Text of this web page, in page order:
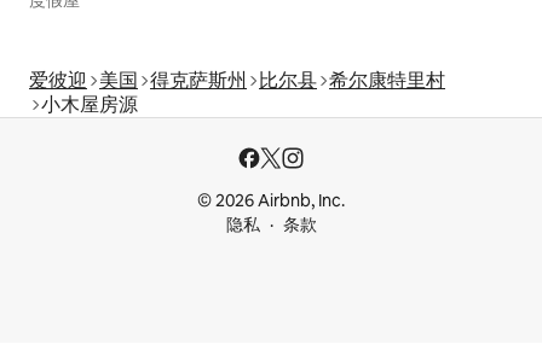
爱彼迎 美国 得克萨斯州 比尔县 希尔康特里村
小木屋房源
© 2026 Airbnb, Inc.
隐私
条款